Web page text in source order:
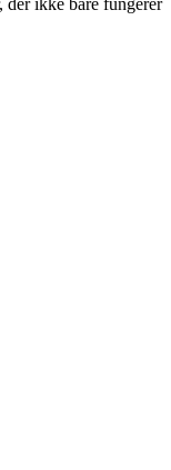
der ikke bare fungerer